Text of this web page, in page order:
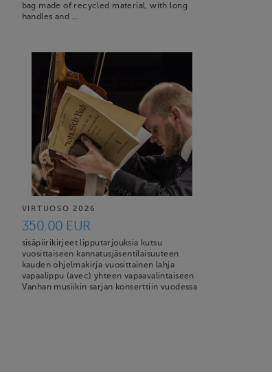
bag made of recycled material, with long
handles and …
VIRTUOSO 2026
350.00 EUR
sisäpiirikirjeet lipputarjouksia kutsu
vuosittaiseen kannatusjäsentilaisuuteen
kauden ohjelmakirja vuosittainen lahja
vapaalippu (avec) yhteen vapaavalintaiseen
Vanhan musiikin sarjan konserttiin vuodessa